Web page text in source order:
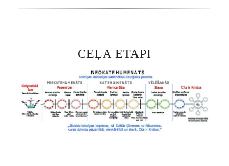
CEĻA ETAPI